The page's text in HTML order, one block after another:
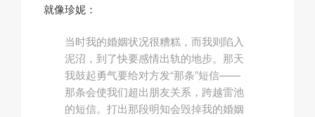
就像珍妮：
当时我的婚姻状况很糟糕，而我则陷入
泥沼，到了快要感情出轨的地步。那天
我鼓起勇气要给对方发“那条”短信——
那条会使我们超出朋友关系，跨越雷池
的短信。打出那段明知会毁掉我的婚姻